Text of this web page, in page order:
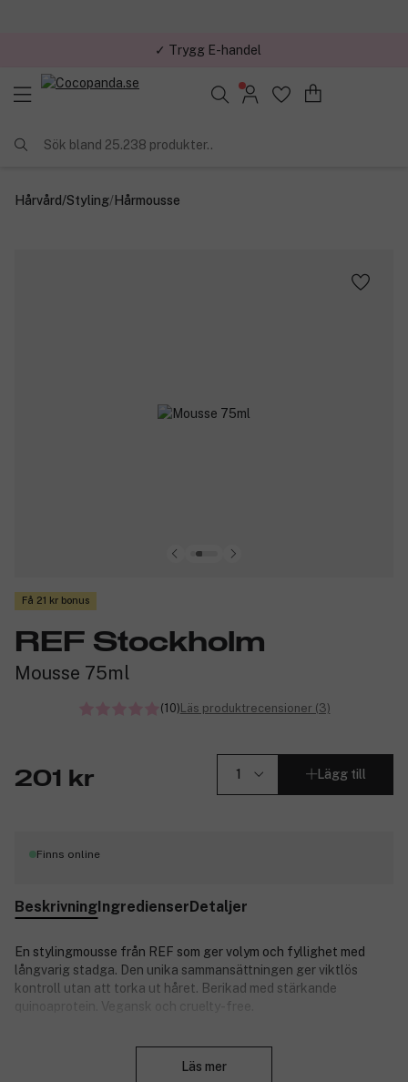
✓ Trygg E-handel
Sök bland 25.238 produkter..
Hårvård/Styling/Hårmousse
Få 21 kr bonus
REF Stockholm
Mousse 75ml
(10)Läs produktrecensioner (3)
201 kr Lägg till
Finns online
BeskrivningIngredienserDetaljer
En stylingmousse från REF som ger volym och fyllighet med
långvarig stadga. Den unika sammansättningen ger viktlös
kontroll utan att torka ut håret. Berikad med stärkande
quinoaprotein. Vegansk och cruelty-free.
Fördela i vått eller torrt hår. Föna håret torrt för mer volym.
Läs mer